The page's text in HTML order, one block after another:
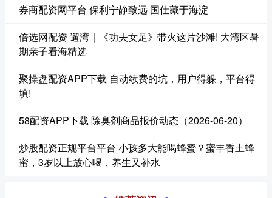
券商配资网平台 保利宁静致远 国仕藏于海淀
倍选网配资 遛湾｜《功夫女足》带火这片沙滩! 大湾区暑
期亲子看海精选
聚操盘配资APP下载 自动续费的坑，用户得躲，平台得
填!
58配资APP下载 除臭剂商品报价动态（2026-06-20）
炒股配资正规平台平台 小孩多大能喝蜂蜜？蜜丰香土蜂
蜜，3岁以上放心喝，养生又补水